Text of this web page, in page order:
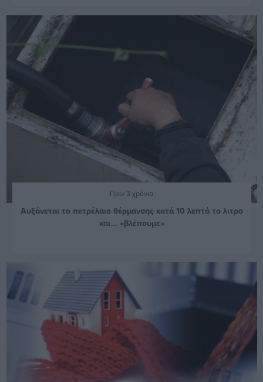
Πριν 3 χρόνια
Αυξάνεται το πετρέλαιο θέρμανσης κατά 10 λεπτά το λιτρο
και... «βλέπουμε»